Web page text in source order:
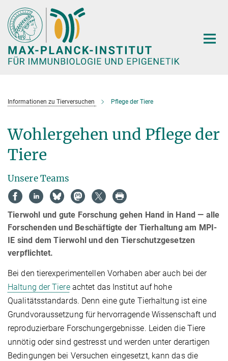
Hauptinhalt
Informationen zu Tierversuchen Pflege der Tiere
Wohlergehen und Pflege der
Tiere
Unsere Teams
Tierwohl und gute Forschung gehen Hand in Hand — alle
Forschenden und Beschäftigte der Tierhaltung am MPI-
IE sind dem Tierwohl und den Tierschutzgesetzen
verpflichtet.
Bei den tierexperimentellen Vorhaben aber auch bei der
Haltung der Tiereachtet das Institut auf hohe
Qualitätsstandards. Denn eine gute Tierhaltung ist eine
Grundvoraussetzung für hervorragende Wissenschaft und
reproduzierbare Forschungergebnisse. Leiden die Tiere
unnötig oder sind gestresst und werden unter derartigen
Bedingungen bei Versuchen eingesetzt, kann das die